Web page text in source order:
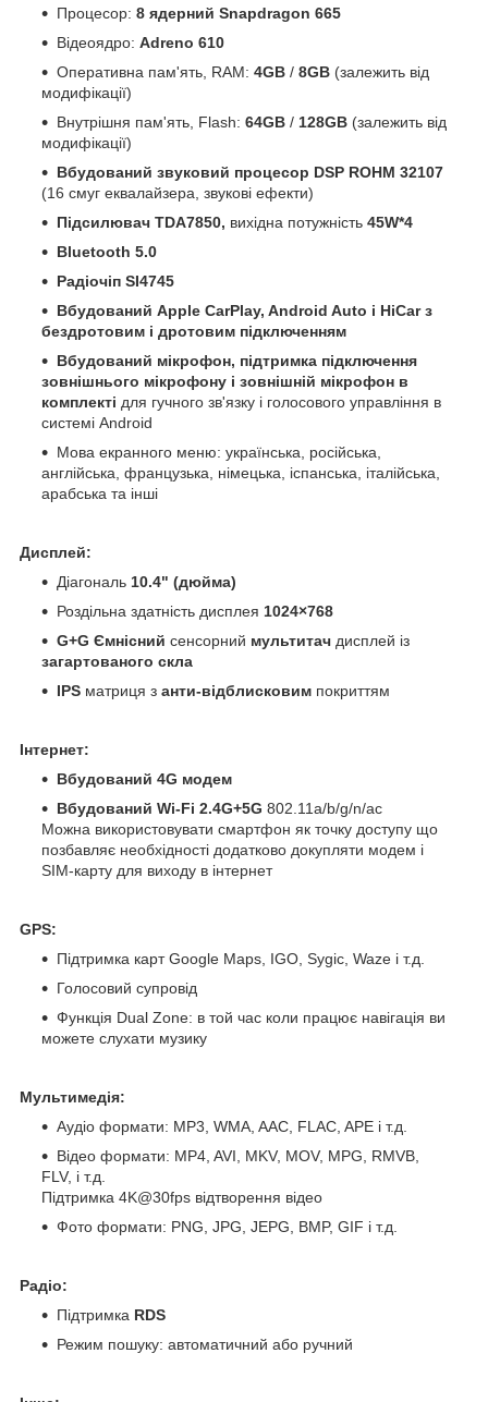
Процесор: 8 ядерний Snapdragon 665
Відеоядро: Adreno 610
Оперативна пам'ять, RAM: 4GB / 8GB (залежить від
модифікації)
Внутрішня пам'ять, Flash: 64GB / 128GB (залежить від
модифікації)
Вбудований звуковий процесор DSP ROHM 32107
(16 смуг еквалайзера, звукові ефекти)
Підсилювач TDA7850, вихідна потужність 45W*4
Bluetooth 5.0
Радіочіп SI4745
Вбудований Apple CarPlay, Android Auto і HiCar з
бездротовим і дротовим підключенням
Вбудований мікрофон, підтримка підключення
зовнішнього мікрофону і зовнішній мікрофон в
комплекті для гучного зв'язку і голосового управління в
системі Android
Мова екранного меню: українська, російська,
англійська, французька, німецька, іспанська, італійська,
арабська та інші
Дисплей:
Діагональ 10.4" (дюйма)
Роздільна здатність дисплея 1024×768
G+G Ємнісний сенсорний мультитач дисплей із
загартованого скла
IPS матриця з анти-відблисковим покриттям
Інтернет:
Вбудований 4G модем
Вбудований Wi-Fi 2.4G+5G 802.11a/b/g/n/ac
Можна використовувати смартфон як точку доступу що
позбавляє необхідності додатково докупляти модем і
SIM-карту для виходу в інтернет
GPS:
Підтримка карт Google Maps, IGO, Sygic, Waze і т.д.
Голосовий супровід
Функція Dual Zone: в той час коли працює навігація ви
можете слухати музику
Мультимедія:
Аудіо формати: MP3, WMA, AAC, FLAC, APE і т.д.
Відео формати: MP4, AVI, MKV, MOV, MPG, RMVB,
FLV, і т.д.
Підтримка 4K@30fps відтворення відео
Фото формати: PNG, JPG, JEPG, BMP, GIF і т.д.
Радіо:
Підтримка RDS
Режим пошуку: автоматичний або ручний